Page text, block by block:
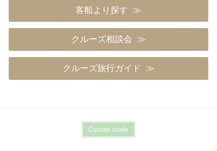
客船より探す
クルーズ相談会
クルーズ旅行ガイド
Custom made